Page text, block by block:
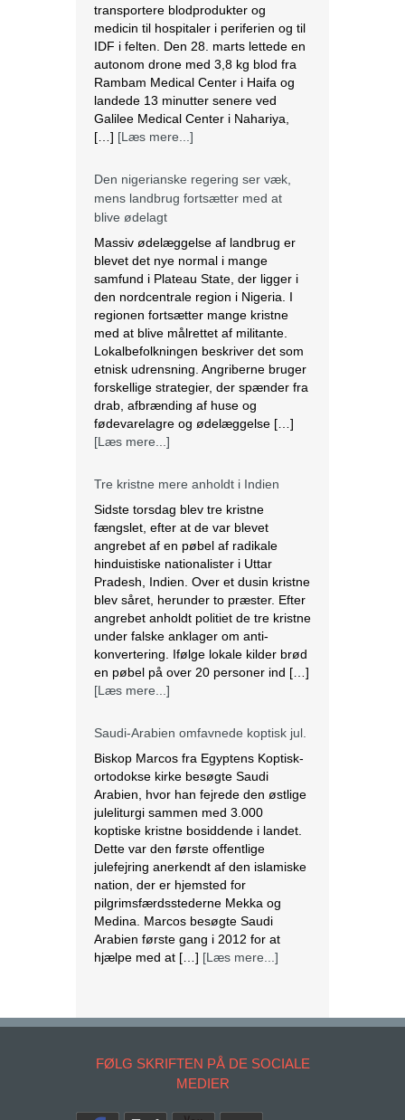
transportere blodprodukter og
medicin til hospitaler i periferien og til
IDF i felten. Den 28. marts lettede en
autonom drone med 3,8 kg blod fra
Rambam Medical Center i Haifa og
landede 13 minutter senere ved
Galilee Medical Center i Nahariya,
[…] [Læs mere...]
Den nigerianske regering ser væk,
mens landbrug fortsætter med at
blive ødelagt
Massiv ødelæggelse af landbrug er
blevet det nye normal i mange
samfund i Plateau State, der ligger i
den nordcentrale region i Nigeria. I
regionen fortsætter mange kristne
med at blive målrettet af militante.
Lokalbefolkningen beskriver det som
etnisk udrensning. Angriberne bruger
forskellige strategier, der spænder fra
drab, afbrænding af huse og
fødevarelagre og ødelæggelse […]
[Læs mere...]
Tre kristne mere anholdt i Indien
Sidste torsdag blev tre kristne
fængslet, efter at de var blevet
angrebet af en pøbel af radikale
hinduistiske nationalister i Uttar
Pradesh, Indien. Over et dusin kristne
blev såret, herunder to præster. Efter
angrebet anholdt politiet de tre kristne
under falske anklager om anti-
konvertering. Ifølge lokale kilder brød
en pøbel på over 20 personer ind […]
[Læs mere...]
Saudi-Arabien omfavnede koptisk jul.
Biskop Marcos fra Egyptens Koptisk-
ortodokse kirke besøgte Saudi
Arabien, hvor han fejrede den østlige
juleliturgi sammen med 3.000
koptiske kristne bosiddende i landet.
Dette var den første offentlige
julefejring anerkendt af den islamiske
nation, der er hjemsted for
pilgrimsfærdsstederne Mekka og
Medina. Marcos besøgte Saudi
Arabien første gang i 2012 for at
hjælpe med at […] [Læs mere...]
efter lovændring
par af samme køn har fundet sted
tirsdag. Det skriver BBC. Dermed er
centralamerikanske land, der tillader
FØLG SKRIFTEN PÅ DE SOCIALE
MEDIER